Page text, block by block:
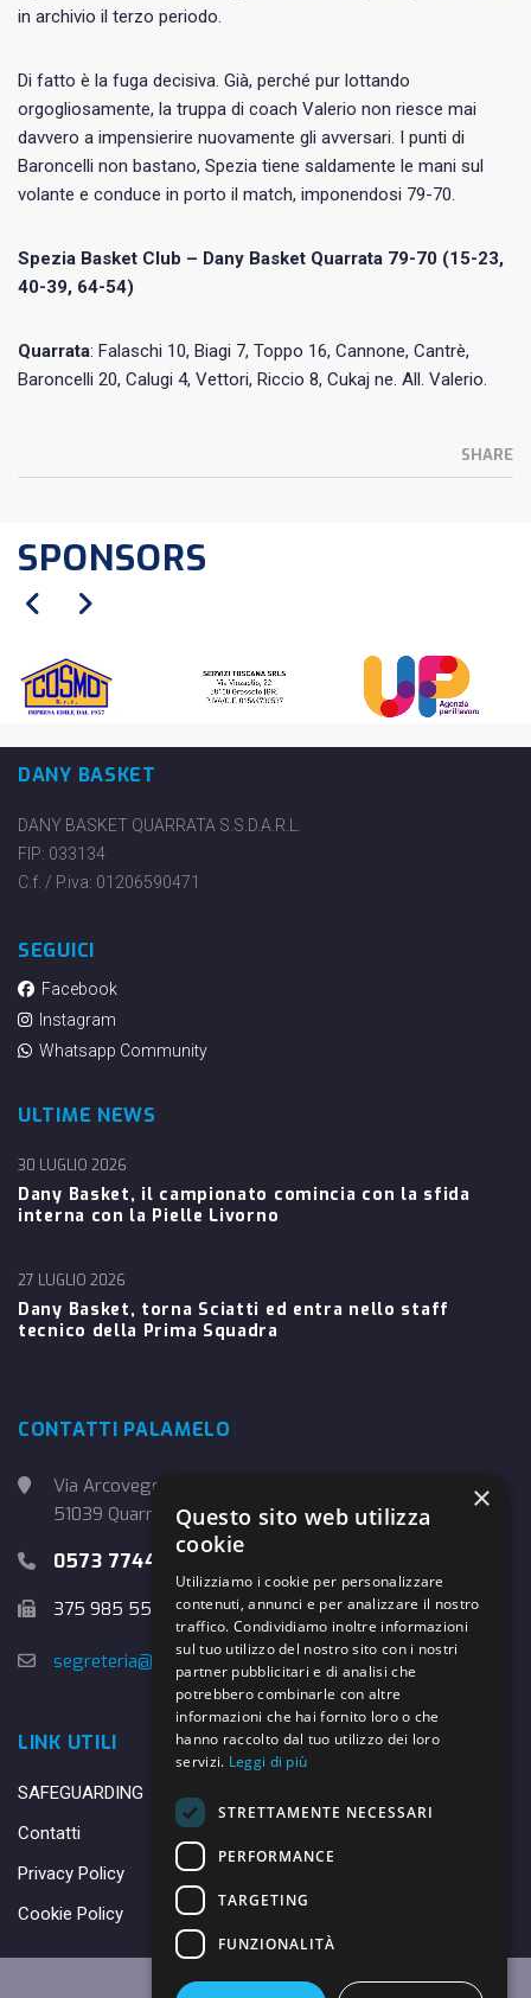
in archivio il terzo periodo.
Di fatto è la fuga decisiva. Già, perché pur lottando
orgogliosamente, la truppa di coach Valerio non riesce mai
davvero a impensierire nuovamente gli avversari. I punti di
Baroncelli non bastano, Spezia tiene saldamente le mani sul
volante e conduce in porto il match, imponendosi 79-70.
Spezia Basket Club – Dany Basket Quarrata 79-70 (15-23,
40-39, 64-54)
Quarrata: Falaschi 10, Biagi 7, Toppo 16, Cannone, Cantrè,
Baroncelli 20, Calugi 4, Vettori, Riccio 8, Cukaj ne. All. Valerio.
SHARE
SPONSORS
DANY BASKET
DANY BASKET QUARRATA S.S.D.A.R.L.
FIP: 033134
C.f. / P.iva: 01206590471
SEGUICI
Facebook
Instagram
Whatsapp Community
ULTIME NEWS
Dany Basket, il campionato comincia con la sfida
interna con la Pielle Livorno
30 LUGLIO 2026
Dany Basket, torna Sciatti ed entra nello staff
tecnico della Prima Squadra
27 LUGLIO 2026
CONTATTI PALAMELO
Via Arcoveggio, 4
51039 Quarrata (PT)
0573 774457
375 985 5526
segreteria@danybasket.it
LINK UTILI
SAFEGUARDING
Contatti
Privacy Policy
Cookie Policy
×
Questo sito web utilizza
cookie
Utilizziamo i cookie per personalizzare
contenuti, annunci e per analizzare il nostro
traffico. Condividiamo inoltre informazioni
sul tuo utilizzo del nostro sito con i nostri
partner pubblicitari e di analisi che
potrebbero combinarle con altre
informazioni che hai fornito loro o che
hanno raccolto dal tuo utilizzo dei loro
servizi. Leggi di più
STRETTAMENTE NECESSARI
PERFORMANCE
TARGETING
FUNZIONALITÀ